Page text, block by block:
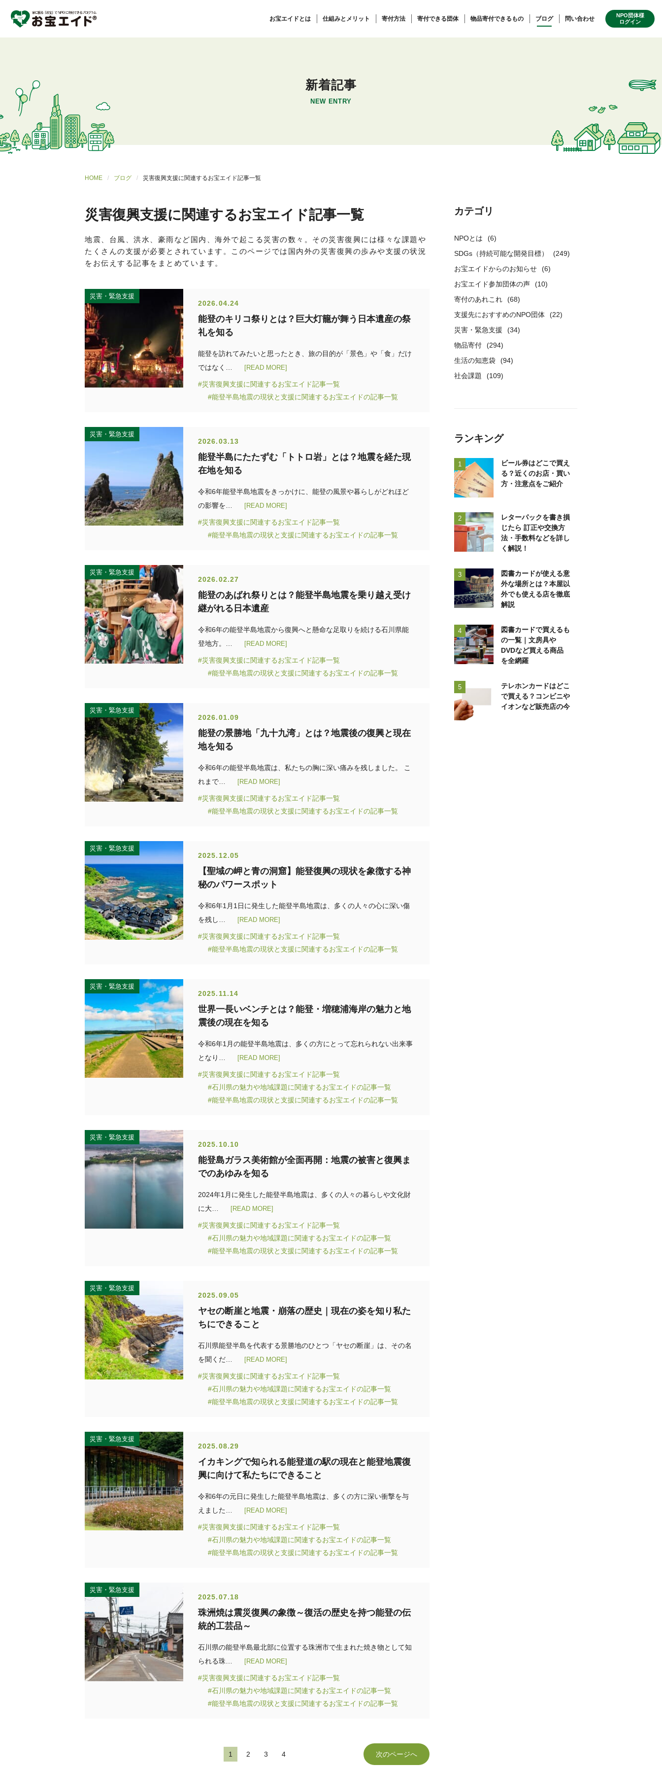
お宝エイドとは 仕組みとメリット 寄付方法 寄付できる団体 物品寄付できるもの ブログ 問い合わせ
NPO団体様
ログイン
新着記事
NEW ENTRY
HOME ブログ 災害復興支援に関連するお宝エイド記事一覧
災害復興支援に関連するお宝エイド記事一覧
地震、台風、洪水、豪雨など国内、海外で起こる災害の数々。その災害復興には様々な課題や
たくさんの支援が必要とされています。このページでは国内外の災害復興の歩みや支援の状況
をお伝えする記事をまとめています。
災害・緊急支援
2026.04.24
能登のキリコ祭りとは？巨大灯籠が舞う日本遺産の祭
礼を知る
能登を訪れてみたいと思ったとき、旅の目的が「景色」や「食」だけ
ではなく…
[READ MORE]
#災害復興支援に関連するお宝エイド記事一覧
#能登半島地震の現状と支援に関連するお宝エイドの記事一覧
災害・緊急支援
2026.03.13
能登半島にたたずむ「トトロ岩」とは？地震を経た現
在地を知る
令和6年能登半島地震をきっかけに、能登の風景や暮らしがどれほど
の影響を…
[READ MORE]
#災害復興支援に関連するお宝エイド記事一覧
#能登半島地震の現状と支援に関連するお宝エイドの記事一覧
災害・緊急支援
2026.02.27
能登のあばれ祭りとは？能登半島地震を乗り越え受け
継がれる日本遺産
令和6年の能登半島地震から復興へと懸命な足取りを続ける石川県能
登地方。…
[READ MORE]
#災害復興支援に関連するお宝エイド記事一覧
#能登半島地震の現状と支援に関連するお宝エイドの記事一覧
災害・緊急支援
2026.01.09
能登の景勝地「九十九湾」とは？地震後の復興と現在
地を知る
令和6年の能登半島地震は、私たちの胸に深い痛みを残しました。 こ
れまで…
[READ MORE]
#災害復興支援に関連するお宝エイド記事一覧
#能登半島地震の現状と支援に関連するお宝エイドの記事一覧
災害・緊急支援
2025.12.05
【聖域の岬と青の洞窟】能登復興の現状を象徴する神
秘のパワースポット
令和6年1月1日に発生した能登半島地震は、多くの人々の心に深い傷
を残し…
[READ MORE]
#災害復興支援に関連するお宝エイド記事一覧
#能登半島地震の現状と支援に関連するお宝エイドの記事一覧
災害・緊急支援
2025.11.14
世界一長いベンチとは？能登・増穂浦海岸の魅力と地
震後の現在を知る
令和6年1月の能登半島地震は、多くの方にとって忘れられない出来事
となり…
[READ MORE]
#災害復興支援に関連するお宝エイド記事一覧
#石川県の魅力や地域課題に関連するお宝エイドの記事一覧
#能登半島地震の現状と支援に関連するお宝エイドの記事一覧
災害・緊急支援
2025.10.10
能登島ガラス美術館が全面再開：地震の被害と復興ま
でのあゆみを知る
2024年1月に発生した能登半島地震は、多くの人々の暮らしや文化財
に大…
[READ MORE]
#災害復興支援に関連するお宝エイド記事一覧
#石川県の魅力や地域課題に関連するお宝エイドの記事一覧
#能登半島地震の現状と支援に関連するお宝エイドの記事一覧
災害・緊急支援
2025.09.05
ヤセの断崖と地震・崩落の歴史｜現在の姿を知り私た
ちにできること
石川県能登半島を代表する景勝地のひとつ「ヤセの断崖」は、その名
を聞くだ…
[READ MORE]
#災害復興支援に関連するお宝エイド記事一覧
#石川県の魅力や地域課題に関連するお宝エイドの記事一覧
#能登半島地震の現状と支援に関連するお宝エイドの記事一覧
災害・緊急支援
2025.08.29
イカキングで知られる能登道の駅の現在と能登地震復
興に向けて私たちにできること
令和6年の元日に発生した能登半島地震は、多くの方に深い衝撃を与
えました…
[READ MORE]
#災害復興支援に関連するお宝エイド記事一覧
#石川県の魅力や地域課題に関連するお宝エイドの記事一覧
#能登半島地震の現状と支援に関連するお宝エイドの記事一覧
災害・緊急支援
2025.07.18
珠洲焼は震災復興の象徴～復活の歴史を持つ能登の伝
統的工芸品～
石川県の能登半島最北部に位置する珠洲市で生まれた焼き物として知
られる珠…
[READ MORE]
#災害復興支援に関連するお宝エイド記事一覧
#石川県の魅力や地域課題に関連するお宝エイドの記事一覧
#能登半島地震の現状と支援に関連するお宝エイドの記事一覧
1 2 3 4 次のページへ
カテゴリ
NPOとは
(6)
SDGs（持続可能な開発目標）
(249)
お宝エイドからのお知らせ
(6)
お宝エイド参加団体の声
(10)
寄付のあれこれ
(68)
支援先におすすめのNPO団体
(22)
災害・緊急支援
(34)
物品寄付
(294)
生活の知恵袋
(94)
社会課題
(109)
ランキング
1
ビール券はどこで買え
る？近くのお店・買い
方・注意点をご紹介
2
レターパックを書き損
じたら 訂正や交換方
法・手数料などを詳し
く解説！
3
図書カードが使える意
外な場所とは？本屋以
外でも使える店を徹底
解説
4
図書カードで買えるも
の一覧｜文房具や
DVDなど買える商品
を全網羅
5
テレホンカードはどこ
で買える？コンビニや
イオンなど販売店の今